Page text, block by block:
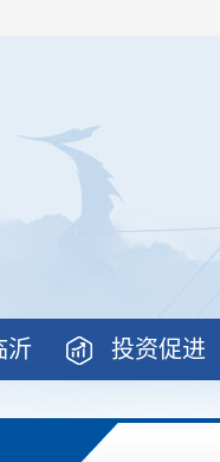
沂 投资促进